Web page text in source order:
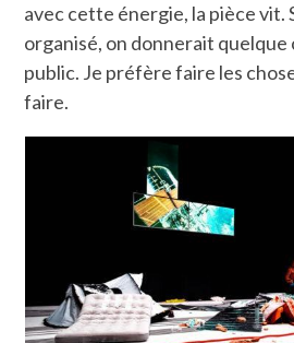
avec cette énergie, la pièce vit.
organisé, on donnerait quelque
public. Je préfère faire les
faire.